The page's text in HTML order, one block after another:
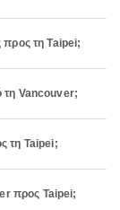
προς τη Taipei;
τη Vancouver;
τη Taipei;
προς Taipei;